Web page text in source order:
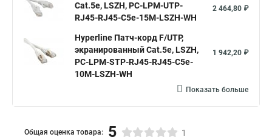
Cat.5е, LSZH, PC-LPM-UTP-
RJ45-RJ45-C5e-15M-LSZH-WH
2 464,80 ₽
Hyperline Патч-корд F/UTP,
экранированный Cat.5e, LSZH,
PC-LPM-STP-RJ45-RJ45-C5e-
10M-LSZH-WH
1 942,20 ₽
Показать больше
Общая оценка товара: 5 1